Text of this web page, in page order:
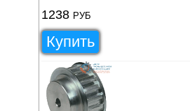
1238 РУБ
Купить